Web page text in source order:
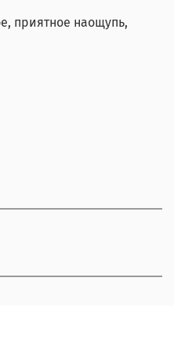
приятное наощупь,